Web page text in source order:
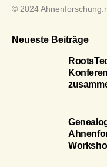
© 2024
Neueste Beiträge